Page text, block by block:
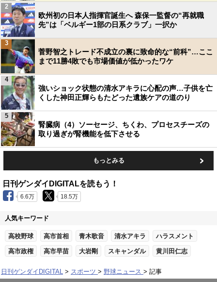
欧州初の日本人指揮官誕生へ 森保一監督の“再就職
先”は「ベルギー1部の日系クラブ」一択か
2
菅野智之トレード不成立の裏に致命的な“前科”…ここ
まで11勝4敗でも市場価値が低かったワケ
3
強いショック状態の清水アキラに心配の声…子供を亡
くした神田正輝らもたどった遺族ケアの道のり
4
腎臓病（4）ソーセージ、ちくわ、プロセスチーズの
取り過ぎが腎機能を低下させる
5
もっとみる
日刊ゲンダイDIGITALを読もう！
6.6万 18.5万
人気キーワード
高校野球 高市首相 青木歌音 清水アキラ ハラスメント
高市政権 高市早苗 大岩剛 スキャンダル 黄川田仁志
日刊ゲンダイDIGITAL スポーツ 野球ニュース 記事